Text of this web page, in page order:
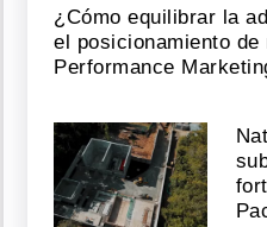
¿Cómo equilibrar la
el posicionamiento de
Performance